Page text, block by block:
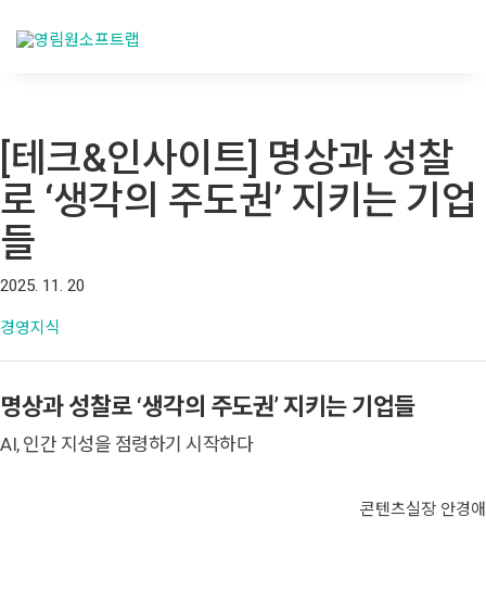
[테크&인사이트] 명상과 성찰
로 ‘생각의 주도권’ 지키는 기업
들
2025. 11. 20
경영지식
명상과 성찰로 ‘생각의 주도권’ 지키는 기업들
AI, 인간 지성을 점령하기 시작하다
콘텐츠실장 안경애